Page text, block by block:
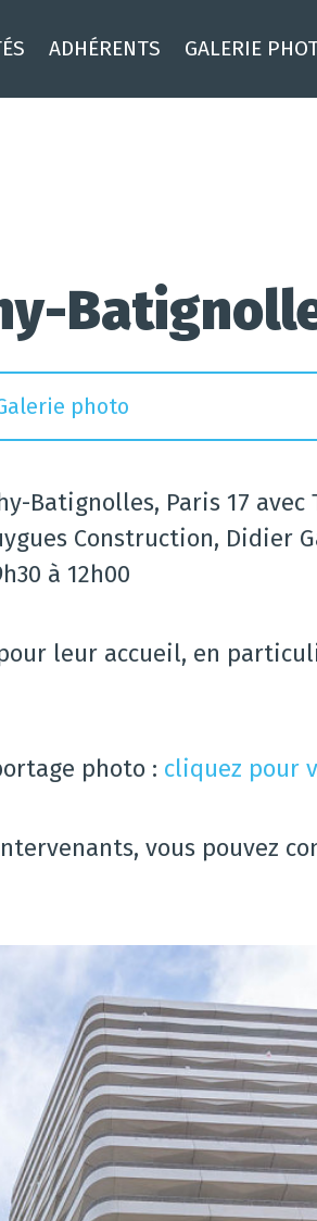
ADHÉRENTS GALERIE
photo
Batignolles, Paris 17
Construction, Didier
à 12h00
leur accueil, en
photo : cliquez pour
vous pouvez